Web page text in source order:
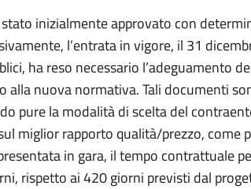
inizialmente approvato con
l’entrata in vigore, il 31
ha reso necessario l’adeguamento
alla nuova normativa. Tali documenti
pure la modalità di scelta del
miglior rapporto qualità/prezzo, come
in gara, il tempo contrattuale
rispetto ai 420 giorni previsti dal